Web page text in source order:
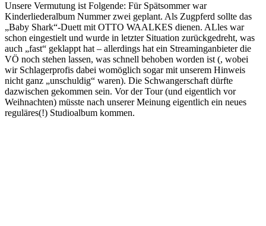
Unsere Vermutung ist Folgende: Für Spätsommer war
Kinderliederalbum Nummer zwei geplant. Als Zugpferd sollte das
„Baby Shark“-Duett mit OTTO WAALKES dienen. ALles war
schon eingestielt und wurde in letzter Situation zurückgedreht, was
auch „fast“ geklappt hat – allerdings hat ein Streaminganbieter die
VÖ noch stehen lassen, was schnell behoben worden ist (, wobei
wir Schlagerprofis dabei womöglich sogar mit unserem Hinweis
nicht ganz „unschuldig“ waren). Die Schwangerschaft dürfte
dazwischen gekommen sein. Vor der Tour (und eigentlich vor
Weihnachten) müsste nach unserer Meinung eigentlich ein neues
reguläres(!) Studioalbum kommen.